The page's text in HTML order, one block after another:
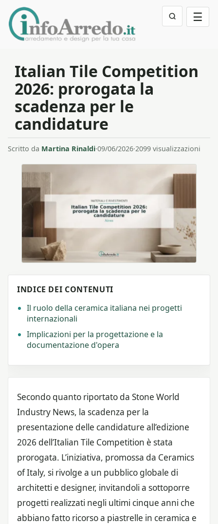
☰
Italian Tile Competition
2026: prorogata la
scadenza per le
candidature
Scritto da Martina Rinaldi·09/06/2026·2099 visualizzazioni
INDICE DEI CONTENUTI
Il ruolo della ceramica italiana nei progetti
internazionali
Implicazioni per la progettazione e la
documentazione d'opera
Secondo quanto riportato da Stone World
Industry News, la scadenza per la
presentazione delle candidature all’edizione
2026 dell’Italian Tile Competition è stata
prorogata. L’iniziativa, promossa da Ceramics
of Italy, si rivolge a un pubblico globale di
architetti e designer, invitandoli a sottoporre
progetti realizzati negli ultimi cinque anni che
abbiano fatto ricorso a piastrelle in ceramica e